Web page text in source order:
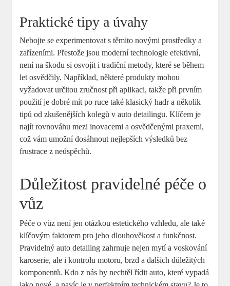
Praktické tipy a úvahy
Nebojte ⁣se experimentovat s těmito‌ novými prostředky a
zařízeními.⁤ Přestože jsou ⁢moderní​ technologie efektivní,
není na ⁣škodu si osvojit i⁢ tradiční metody, které⁢ se během
let osvědčily. Například, některé ‍produkty mohou
⁣vyžadovat určitou zručnost při aplikaci, takže při prvním
použití je dobré mít po ruce také‍ klasický hadr a několik‍
tipů od ⁢zkušenějších kolegů v auto detailingu.‍ Klíčem je
najít rovnováhu mezi inovacemi​ a osvědčenými⁤ praxemi,
⁤což vám⁣ umožní ⁣dosáhnout nejlepších výsledků bez
frustrace z neúspěchů.
Důležitost pravidelné‌ péče o
vůz
Péče o vůz není jen otázkou estetického vzhledu, ale⁤ také
klíčovým faktorem pro jeho dlouhověkost⁣ a funkčnost.
Pravidelný auto detailing zahrnuje ⁢nejen mytí⁣ a voskování
karoserie, ale i kontrolu⁣ motoru, brzd ⁣a ‌dalších důležitých
komponentů.‍ Kdo z​ nás⁣ by nechtěl řídit auto, které vypadá